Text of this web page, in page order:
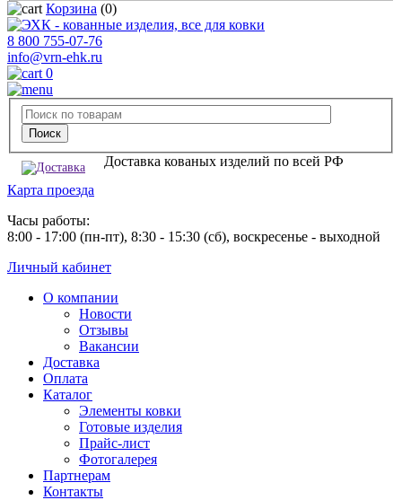
Корзина (0)
8 800 755-07-76
info@vrn-ehk.ru
0
Доставка кованых изделий по всей РФ
Карта проезда
Часы работы:
8:00 - 17:00 (пн-пт), 8:30 - 15:30 (сб), воскресенье - выходной
Личный кабинет
О компании
Новости
Отзывы
Вакансии
Доставка
Оплата
Каталог
Элементы ковки
Готовые изделия
Прайс-лист
Фотогалерея
Партнерам
Контакты